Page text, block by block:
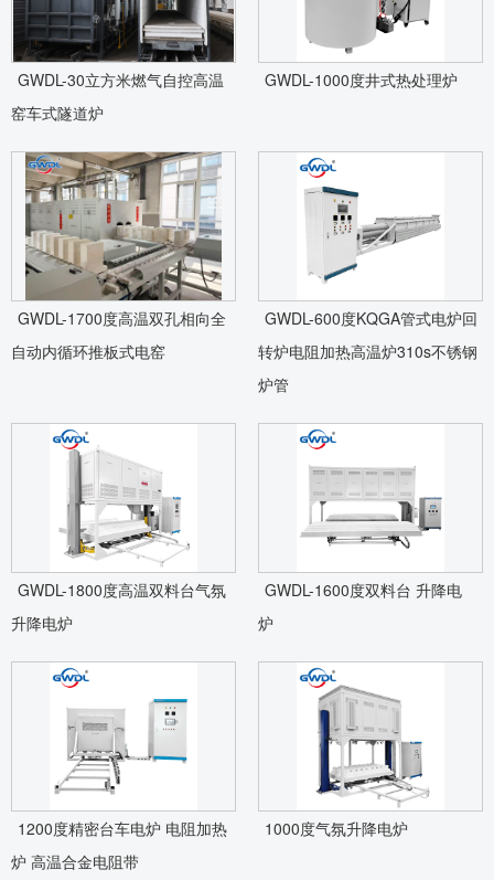
GWDL-30立方米燃气自控高温
窑车式隧道炉
GWDL-1000度井式热处理炉
GWDL-1700度高温双孔相向全
自动内循环推板式电窑
GWDL-600度KQGA管式电炉回
转炉电阻加热高温炉310s不锈钢
炉管
GWDL-1800度高温双料台气氛
升降电炉
GWDL-1600度双料台 升降电
炉
1200度精密台车电炉 电阻加热
炉 高温合金电阻带
1000度气氛升降电炉